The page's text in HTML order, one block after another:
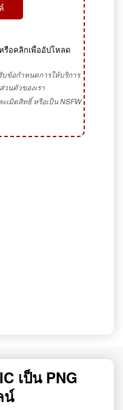
อคลิกเพื่ออัปโหลด
ข้อกำหนดการให้บริการ
นตัวของเรา
มิดสิทธิ์ หรือเป็น NSFW
เป็น PNG
น์